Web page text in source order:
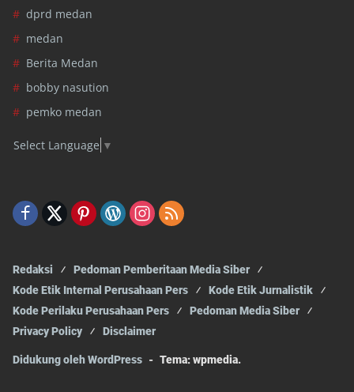
dprd medan
medan
Berita Medan
bobby nasution
pemko medan
Select Language ▼
Redaksi
Pedoman Pemberitaan Media Siber
Kode Etik Internal Perusahaan Pers
Kode Etik Jurnalistik
Kode Perilaku Perusahaan Pers
Pedoman Media Siber
Privacy Policy
Disclaimer
Didukung oleh WordPress - Tema: wpmedia.